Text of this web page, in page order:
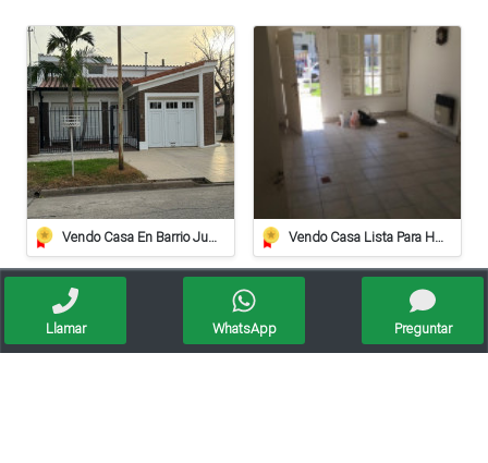
Vendo Casa En Barrio Juan De Garay Calle Corrientes 406 Vendo Casa Lista Para Habitar
Llamar WhatsApp Preguntar